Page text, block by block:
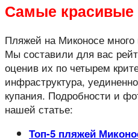
Самые
Пляжей на Миконосе
Мы составили для вас
оценив их по четырем
инфраструктура,
купания. Подробности и
нашей статье:
Топ-5 пляжей